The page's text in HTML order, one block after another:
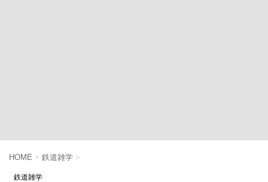
HOME > 鉄道雑学 >
鉄道雑学